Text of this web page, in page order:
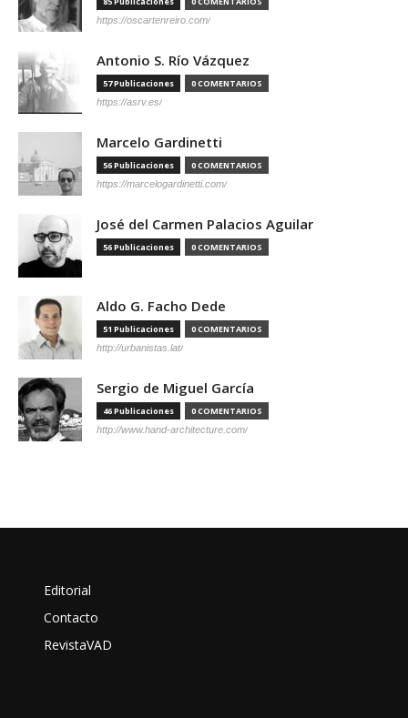
https://oscartenreiro.com/
Antonio S. Río Vázquez
57 Publicaciones 0 COMENTARIOS
https://asrv.es/
Marcelo Gardinetti
56 Publicaciones 0 COMENTARIOS
https://marcelogardinetti.com/
José del Carmen Palacios Aguilar
56 Publicaciones 0 COMENTARIOS
Aldo G. Facho Dede
51 Publicaciones 0 COMENTARIOS
http://urbanistas.lat/
Sergio de Miguel García
46 Publicaciones 0 COMENTARIOS
http://www.hand-architecture.com/
Editorial
Contacto
RevistaVAD